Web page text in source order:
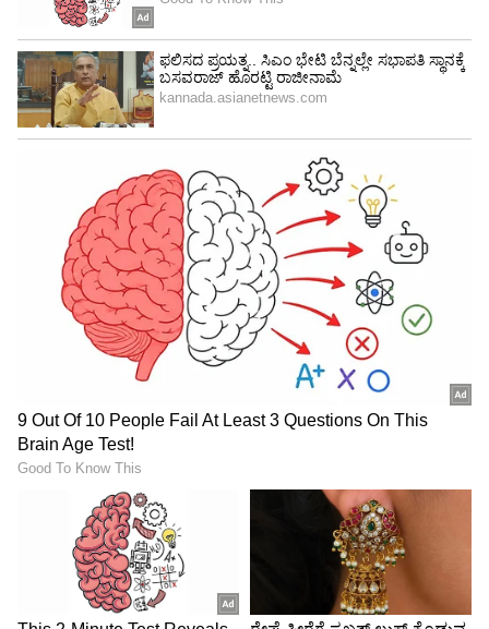
ಮಕರ ರಾಶಿ (Capricorn) : ಮುಂದಿನ ವಾರ ಡೆಸ್ಟಿನಿ
ನಿಮ್ಮೊಂದಿಗೆ ಸಹಕರಿಸುತ್ತಿದೆ. ವಿಶೇಷ ವ್ಯಕ್ತಿಗಳನ್ನು
ಸಂದರ್ಶಿಸಬಹುದು. ಎಲ್ಲಾ ಅಡೆತಡೆಗಳನ್ನು ನಿವಾರಿಸುವ
ಮೂಲಕ ನೀವು ಮುನ್ನಡೆಯಬಹುದು. ಕೆಲವೊಮ್ಮೆ ಅತಿಯಾಗಿ
ಯೋಚಿಸುವುದು ಯಶಸ್ಸಿಗೆ ಕಾರಣವಾಗಬಹುದು .
ಸ್ಥಗಿತಗೊಂಡಿರುವ ಸರ್ಕಾರಿ ಕಾರ್ಯಗಳನ್ನು ಪೂರ್ಣಗೊಳಿಸಲು
ಹೆಚ್ಚು ಶ್ರಮಿಸಬೇಕಾಗುತ್ತದೆ. ಜೊತೆಗೆ ಒತ್ತಡ ಇರುತ್ತದೆ.
ವ್ಯಾಪಾರದಲ್ಲಿ ಹೊಸ ಸಂಪರ್ಕಗಳು
ಲಾಭದಾಯಕವಾಗಬಹುದು. ಯಾವುದೇ ವಿಚಾರದಲ್ಲಿ ನಿಮ್ಮ